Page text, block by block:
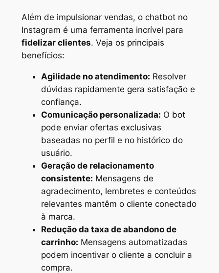
Além de impulsionar vendas, o chatbot no
Instagram é uma ferramenta incrível para
fidelizar clientes. Veja os principais
benefícios:
Agilidade no atendimento: Resolver
dúvidas rapidamente gera satisfação e
confiança.
Comunicação personalizada: O bot
pode enviar ofertas exclusivas
baseadas no perfil e no histórico do
usuário.
Geração de relacionamento
consistente: Mensagens de
agradecimento, lembretes e conteúdos
relevantes mantêm o cliente conectado
à marca.
Redução da taxa de abandono de
carrinho: Mensagens automatizadas
podem incentivar o cliente a concluir a
compra.